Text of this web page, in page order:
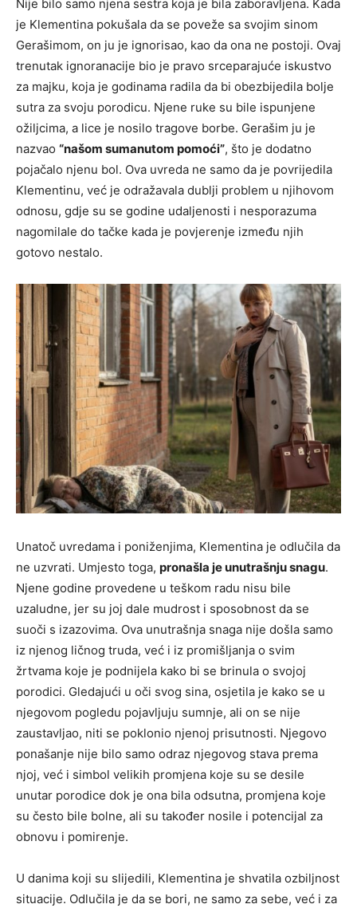
Nije bilo samo njena sestra koja je bila zaboravljena. Kada
je Klementina pokušala da se poveže sa svojim sinom
Gerašimom, on ju je ignorisao, kao da ona ne postoji. Ovaj
trenutak ignoranacije bio je pravo srceparajuće iskustvo
za majku, koja je godinama radila da bi obezbijedila bolje
sutra za svoju porodicu. Njene ruke su bile ispunjene
ožiljcima, a lice je nosilo tragove borbe. Gerašim ju je
nazvao “našom sumanutom pomoći”, što je dodatno
pojačalo njenu bol. Ova uvreda ne samo da je povrijedila
Klementinu, već je odražavala dublji problem u njihovom
odnosu, gdje su se godine udaljenosti i nesporazuma
nagomilale do tačke kada je povjerenje između njih
gotovo nestalo.
Unatoč uvredama i poniženjima, Klementina je odlučila da
ne uzvrati. Umjesto toga, pronašla je unutrašnju snagu.
Njene godine provedene u teškom radu nisu bile
uzaludne, jer su joj dale mudrost i sposobnost da se
suoči s izazovima. Ova unutrašnja snaga nije došla samo
iz njenog ličnog truda, već i iz promišljanja o svim
žrtvama koje je podnijela kako bi se brinula o svojoj
porodici. Gledajući u oči svog sina, osjetila je kako se u
njegovom pogledu pojavljuju sumnje, ali on se nije
zaustavljao, niti se poklonio njenoj prisutnosti. Njegovo
ponašanje nije bilo samo odraz njegovog stava prema
njoj, već i simbol velikih promjena koje su se desile
unutar porodice dok je ona bila odsutna, promjena koje
su često bile bolne, ali su također nosile i potencijal za
obnovu i pomirenje.
U danima koji su slijedili, Klementina je shvatila ozbiljnost
situacije. Odlučila je da se bori, ne samo za sebe, već i za